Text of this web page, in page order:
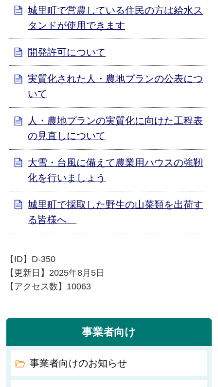
城里町で営農している住民の方は給水ス
タンドが使用できます
開発許可について
実質化された人・農地プランの公表につ
いて
人・農地プランの実質化に向けた工程表
の見直しについて
大雪・台風に備えて農業用ハウスの強靭
化を行いましょう
城里町で採取した野生の山菜類を出荷す
る皆様へ
【ID】 D-350
【更新日】 2025年8月5日
【アクセス数】 10063
事業者向け
事業者向けのお知らせ